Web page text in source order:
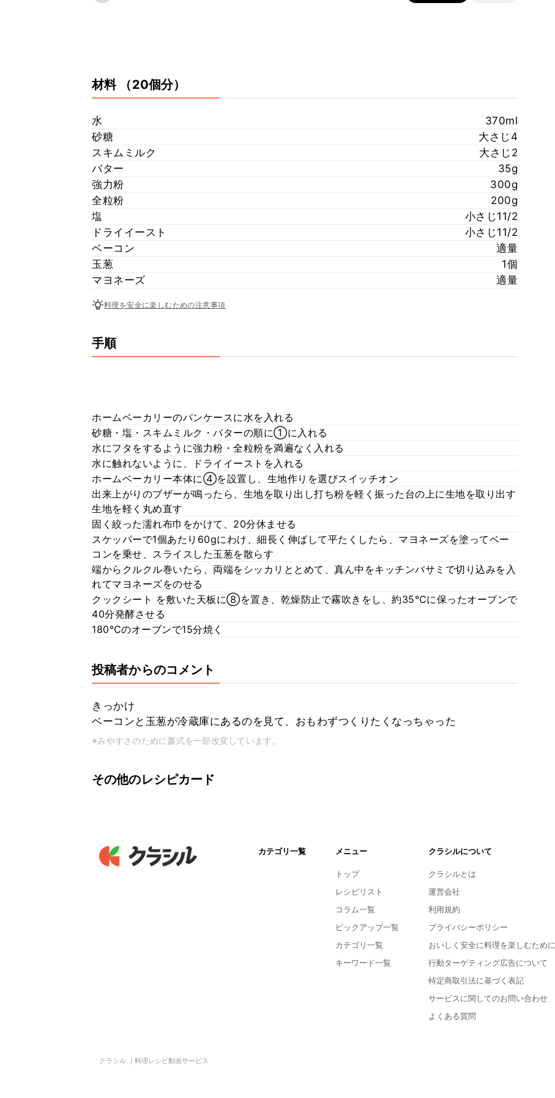
材料 （20個分）
水
370ml
砂糖
大さじ4
スキムミルク
大さじ2
バター
35g
強力粉
300g
全粒粉
200g
塩
小さじ11/2
ドライイースト
小さじ11/2
ベーコン
適量
玉葱
1個
マヨネーズ
適量
料理を安全に楽しむための注意事項
手順
ホームベーカリーのパンケースに水を入れる
砂糖・塩・スキムミルク・バターの順に①に入れる
水にフタをするように強力粉・全粒粉を満遍なく入れる
水に触れないように、ドライイーストを入れる
ホームベーカリー本体に④を設置し、生地作りを選びスイッチオン
出来上がりのブザーが鳴ったら、生地を取り出し打ち粉を軽く振った台の上に生地を取り出す
生地を軽く丸め直す
固く絞った濡れ布巾をかけて、20分休ませる
スケッパーで1個あたり60gにわけ、細長く伸ばして平たくしたら、マヨネーズを塗ってベー
コンを乗せ、スライスした玉葱を散らす
端からクルクル巻いたら、両端をシッカリととめて、真ん中をキッチンバサミで切り込みを入
れてマヨネーズをのせる
クックシート を敷いた天板に⑧を置き、乾燥防止で霧吹きをし、約35℃に保ったオーブンで
40分発酵させる
180℃のオーブンで15分焼く
投稿者からのコメント
きっかけ
ベーコンと玉葱が冷蔵庫にあるのを見て、おもわずつくりたくなっちゃった
※みやすさのために書式を一部改変しています。
その他のレシピカード
カテゴリ一覧 メニュー
トップ
レシピリスト
コラム一覧
ピックアップ一覧
カテゴリ一覧
キーワード一覧
クラシルについて
クラシルとは
運営会社
利用規約
プライバシーポリシー
おいしく安全に料理を楽しむために
行動ターゲティング広告について
特定商取引法に基づく表記
サービスに関してのお問い合わせ
よくある質問
クラシル ｜料理レシピ動画サービス